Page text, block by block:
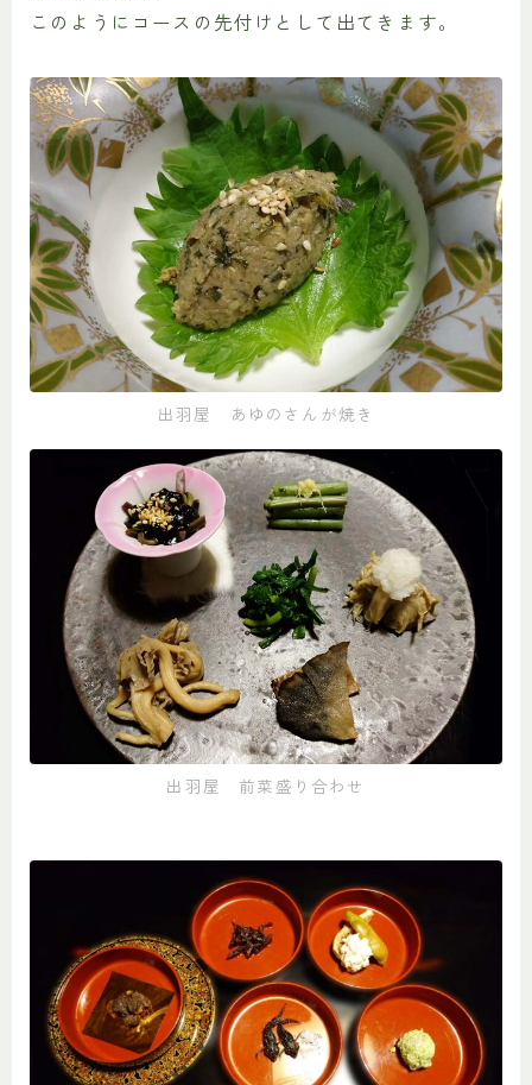
このようにコースの先付けとして出てきます。
出羽屋 あゆのさんが焼き
出羽屋 前菜盛り合わせ